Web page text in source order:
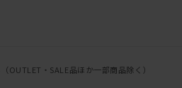
（OUTLET・SALE品ほか一部商品除く）